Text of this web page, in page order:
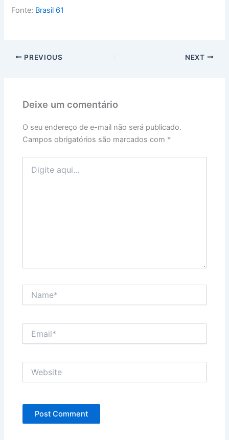
Fonte: Brasil 61
PREVIOUS NEXT
Deixe um comentário
O seu endereço de e-mail não será publicado.
Campos obrigatórios são marcados com *
aqui...